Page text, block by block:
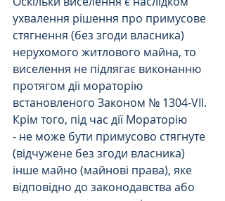
ухвалення рішення про примусове
стягнення (без згоди власника)
нерухомого житлового майна, то
виселення не підлягає виконанню
протягом дії мораторію
встановленого Законом № 1304-VII.
Крім того, під час дії Мораторію
- не може бути примусово стягнуте
(відчужене без згоди власника)
інше майно (майнові права), яке
відповідно до законодавства або